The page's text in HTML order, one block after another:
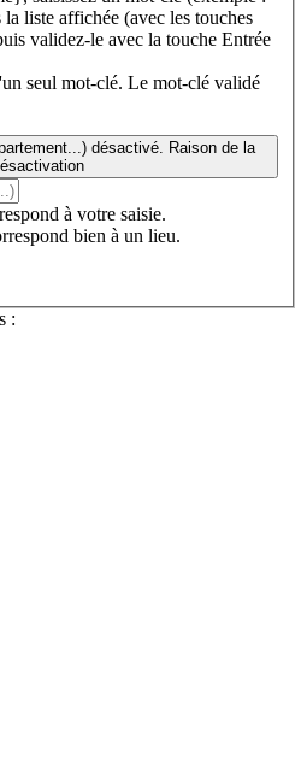
liste affichée (avec les touches
validez-le avec la touche Entrée
seul mot-clé. Le mot-clé validé
désactivé. Raison de la
à votre saisie.
bien à un lieu.
: